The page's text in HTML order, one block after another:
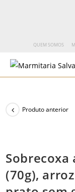
QUEM SOMOS
Produto anterior
Sobrecoxa
(70g),